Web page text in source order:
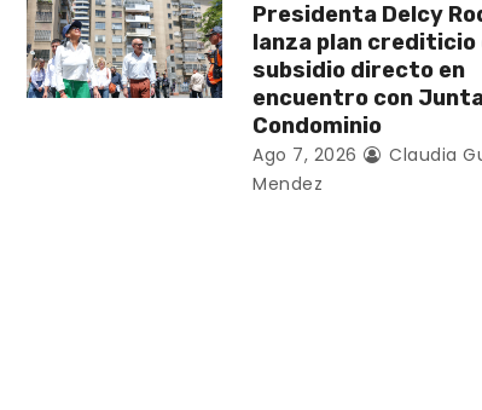
Presidenta Delcy
lanza plan crediticio
subsidio directo en
encuentro con
Condominio
Ago 7, 2026
Claudia
Mendez